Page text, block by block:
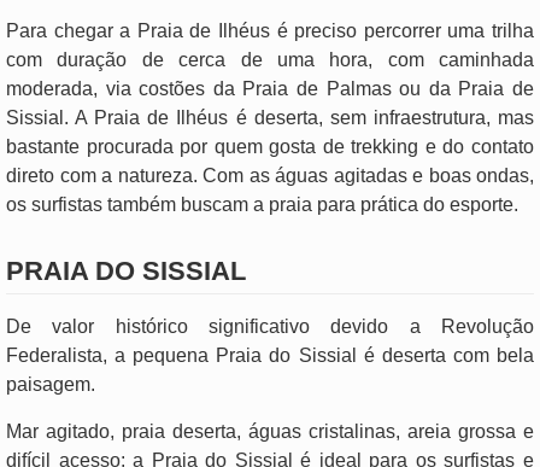
Para chegar a Praia de Ilhéus é preciso percorrer uma trilha
com duração de cerca de uma hora, com caminhada
moderada, via costões da Praia de Palmas ou da Praia de
Sissial. A Praia de Ilhéus é deserta, sem infraestrutura, mas
bastante procurada por quem gosta de trekking e do contato
direto com a natureza. Com as águas agitadas e boas ondas,
os surfistas também buscam a praia para prática do esporte.
PRAIA DO SISSIAL
De valor histórico significativo devido a Revolução
Federalista, a pequena Praia do Sissial é deserta com bela
paisagem.
Mar agitado, praia deserta, águas cristalinas, areia grossa e
difícil acesso: a Praia do Sissial é ideal para os surfistas e